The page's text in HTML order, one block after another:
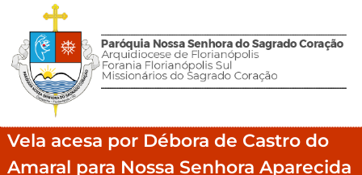
Vela acesa por Débora de Castro do
Amaral para Nossa Senhora Aparecida